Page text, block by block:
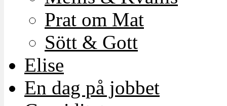
Prat om Mat
Sött & Gott
Elise
En dag på jobbet